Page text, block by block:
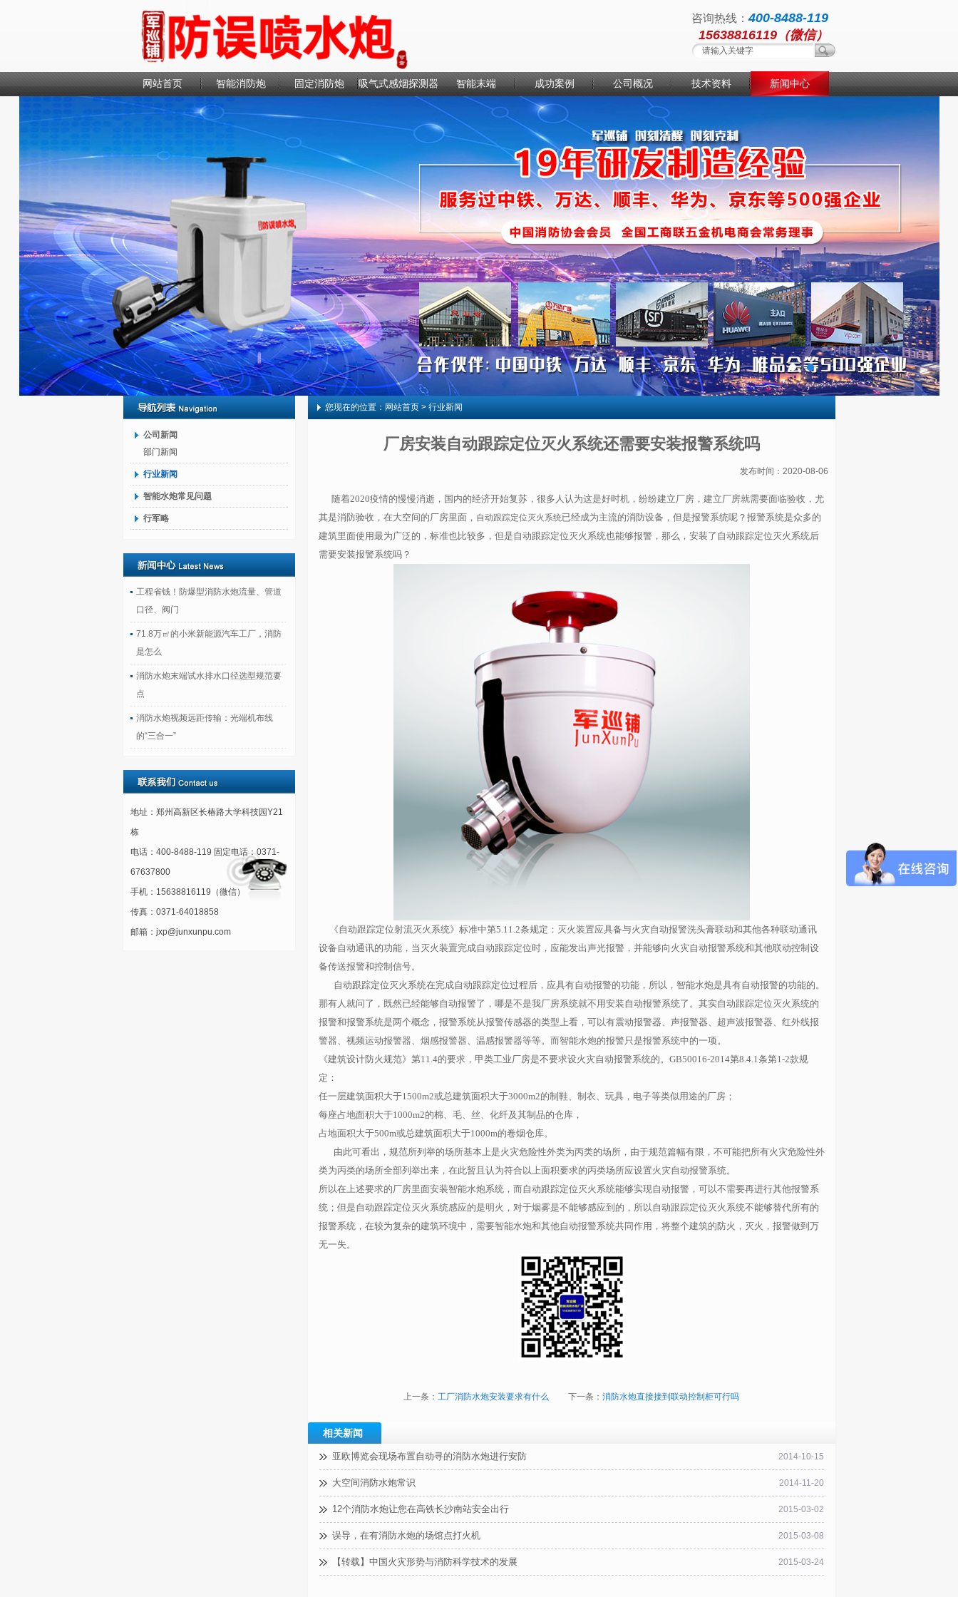
咨询热线：400-8488-119
15638816119（微信）
网站首页 智能消防炮 固定消防炮 吸气式感烟探测器 智能末端 成功案例 公司概况 技术资料 新闻中心
联系我们
公司新闻
部门新闻
行业新闻
智能水炮常见问题
行军略
工程省钱！防爆型消防水炮流量、管道
口径、阀门
71.8万㎡的小米新能源汽车工厂，消防
是怎么
消防水炮末端试水排水口径选型规范要
点
消防水炮视频远距传输：光端机布线
的“三合一”
地址：郑州高新区长椿路大学科技园Y21
栋
电话：400-8488-119 固定电话：0371-
67637800
手机：15638816119（微信）
传真：0371-64018858
邮箱：jxp@junxunpu.com
您现在的位置： 网站首页> 行业新闻
厂房安装自动跟踪定位灭火系统还需要安装报警系统吗
发布时间：2020-08-06
随着2020疫情的慢慢消逝，国内的经济开始复苏，很多人认为这是好时机，纷纷建立厂房，建立厂房就需要面临验收，尤
其是消防验收，在大空间的厂房里面， 自动跟踪定位灭火系统已经成为主流的消防设备，但是报警系统呢？报警系统是众多的
建筑里面使用最为广泛的，标准也比较多，但是自动跟踪定位灭火系统也能够报警，那么，安装了自动跟踪定位灭火系统后
需要安装报警系统吗？
《自动跟踪定位射流灭火系统》标准中第5.11.2条规定：灭火装置应具备与火灾自动报警洗头膏联动和其他各种联动通讯
设备自动通讯的功能，当灭火装置完成自动跟踪定位时，应能发出声光报警，并能够向火灾自动报警系统和其他联动控制设
备传送报警和控制信号。
自动跟踪定位灭火系统在完成自动跟踪定位过程后，应具有自动报警的功能，所以，智能水炮是具有自动报警的功能的。
那有人就问了，既然已经能够自动报警了，哪是不是我厂房系统就不用安装自动报警系统了。其实自动跟踪定位灭火系统的
报警和报警系统是两个概念，报警系统从报警传感器的类型上看，可以有震动报警器、声报警器、超声波报警器、红外线报
警器、视频运动报警器、烟感报警器、温感报警器等等。而智能水炮的报警只是报警系统中的一项。
《建筑设计防火规范》第11.4的要求，甲类工业厂房是不要求设火灾自动报警系统的。 GB50016-2014第8.4.1条第1-2款规
定：
任一层建筑面积大于1500m2或总建筑面积大于3000m2的制鞋、制衣、玩具，电子等类似用途的厂房；
每座占地面积大于1000m2的棉、毛、丝、化纤及其制品的仓库，
占地面积大于500m或总建筑面积大于1000m的卷烟仓库。
由此可看出，规范所列举的场所基本上是火灾危险性外类为丙类的场所，由于规范篇幅有限，不可能把所有火灾危险性外
类为丙类的场所全部列举出来，在此暂且认为符合以上面积要求的丙类场所应设置火灾自动报警系统。
所以在上述要求的厂房里面安装智能水炮系统，而自动跟踪定位灭火系统能够实现自动报警，可以不需要再进行其他报警系
统；但是自动跟踪定位灭火系统感应的是明火，对于烟雾是不能够感应到的，所以自动跟踪定位灭火系统不能够替代所有的
报警系统，在较为复杂的建筑环境中，需要智能水炮和其他自动报警系统共同作用，将整个建筑的防火，灭火，报警做到万
无一失。
上一条： 工厂消防水炮安装要求有什么 下一条： 消防水炮直接接到联动控制柜可行吗
相关新闻
2014-10-15
亚欧博览会现场布置自动寻的消防水炮进行安防
2014-11-20
大空间消防水炮常识
2015-03-02
12个消防水炮让您在高铁长沙南站安全出行
2015-03-08
误导，在有消防水炮的场馆点打火机
2015-03-24
【转载】中国火灾形势与消防科学技术的发展